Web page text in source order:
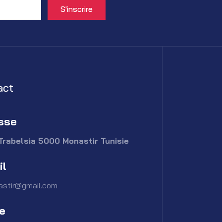
5000 Monastir Tunisie